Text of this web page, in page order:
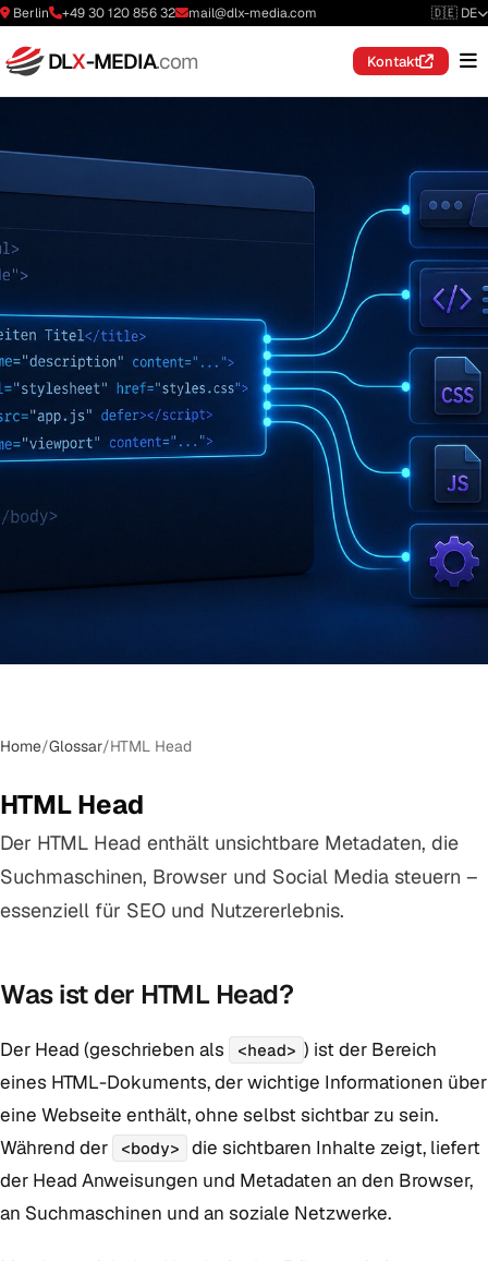
Berlin +49 30 120 856 32 mail@dlx-media.com 🇩🇪 DE
DLX-MEDIA.com Kontakt
Home/Glossar/HTML Head
HTML Head
Der HTML Head enthält unsichtbare Metadaten, die
Suchmaschinen, Browser und Social Media steuern –
essenziell für SEO und Nutzererlebnis.
Was ist der HTML Head?
Der Head (geschrieben als <head> ) ist der Bereich
eines HTML-Dokuments, der wichtige Informationen über
eine Webseite enthält, ohne selbst sichtbar zu sein.
Während der
<body>
die sichtbaren Inhalte zeigt, liefert
der Head Anweisungen und Metadaten an den Browser,
an Suchmaschinen und an soziale Netzwerke.